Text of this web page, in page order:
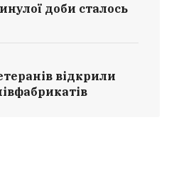
доби сталось
відкрили